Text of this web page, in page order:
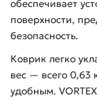
обеспечивает
поверхности,
безопасность.
Коврик легко
вес — всего 0,63
удобным.